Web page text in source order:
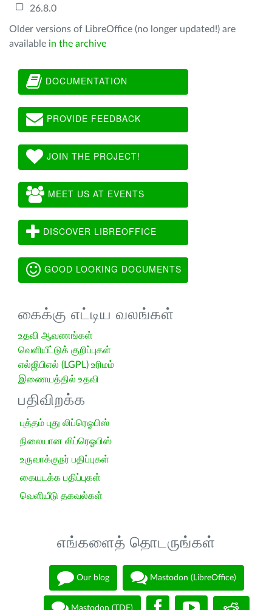
26.8.0
Older versions of LibreOffice (no longer updated!) are
available in the archive
DOCUMENTATION
PROVIDE FEEDBACK
JOIN THE PROJECT!
MEET US AT EVENTS
DISCOVER LIBREOFFICE
GOOD LOOKING DOCUMENTS
கைக்கு எட்டிய வலங்கள்
உதவி ஆவணங்கள்
வெளியீட்டுக் குறிப்புகள்
எல்ஜிபிஎல் (LGPL) உரிமம்
இணையத்தில் உதவி
பதிவிறக்க
புத்தம் புது லிப்ரெஓபிஸ்
நிலையான லிப்ரெஓபிஸ்
உருவாக்குநர் பதிப்புகள்
கையடக்க பதிப்புகள்
வெளியீடு தகவல்கள்
எங்களைத் தொடருங்கள்
Our blog Mastodon (LibreOffice)
Mastodon (TDF)